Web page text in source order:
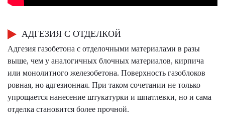
АДГЕЗИЯ С ОТДЕЛКОЙ
Адгезия газобетона с отделочными материалами в разы
выше, чем у аналогичных блочных материалов, кирпича
или монолитного железобетона. Поверхность газоблоков
ровная, но адгезионная. При таком сочетании не только
упрощается нанесение штукатурки и шпатлевки, но и сама
отделка становится более прочной.